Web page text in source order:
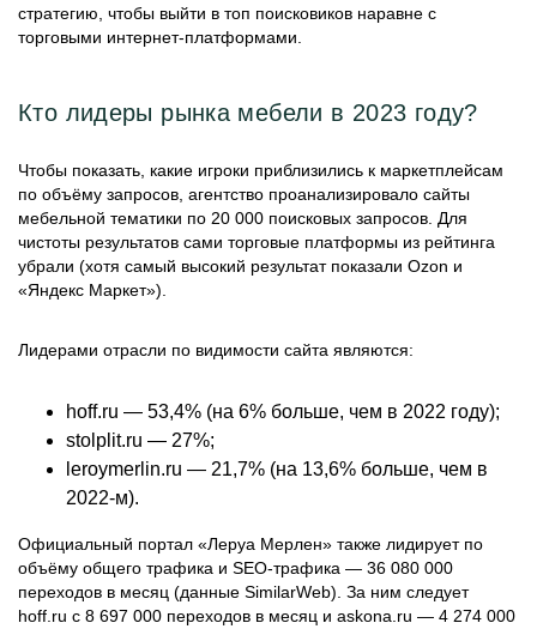
стратегию, чтобы выйти в топ поисковиков наравне с
торговыми интернет-платформами.
Кто лидеры рынка мебели в 2023 году?
Чтобы показать, какие игроки приблизились к маркетплейсам
по объёму запросов, агентство проанализировало сайты
мебельной тематики по 20 000 поисковых запросов. Для
чистоты результатов сами торговые платформы из рейтинга
убрали (хотя самый высокий результат показали Ozon и
«Яндекс Маркет»).
Лидерами отрасли по видимости сайта являются:
hoff.ru — 53,4% (на 6% больше, чем в 2022 году);
stolplit.ru — 27%;
leroymerlin.ru — 21,7% (на 13,6% больше, чем в
2022-м).
Официальный портал «Леруа Мерлен» также лидирует по
объёму общего трафика и SEO-трафика — 36 080 000
переходов в месяц (данные SimilarWeb). За ним следует
hoff.ru с 8 697 000 переходов в месяц и askona.ru — 4 274 000